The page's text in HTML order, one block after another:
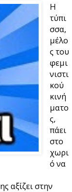
Η
τύπι
σσα,
μέλο
ς του
φεμι
νιστι
κού
κινή
ματο
ς,
πάει
στο
χωρι
ό να
αξίζει στην